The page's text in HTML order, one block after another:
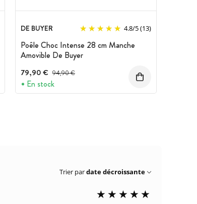
DE BUYER 4.8/5(13)
Poêle Choc Intense 28 cm Manche
Amovible De Buyer
79,90 € Prix avant réduction :
94,90 €
En stock
Trier pardate décroissante